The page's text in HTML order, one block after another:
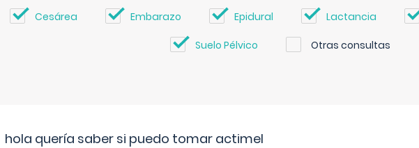
Cesárea Embarazo Epidural Lactancia
Suelo Pélvico Otras consultas
hola quería saber si puedo tomar actimel